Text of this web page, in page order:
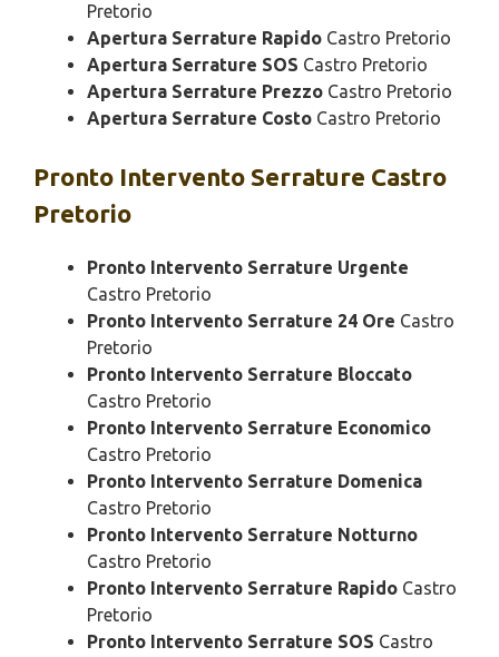
Pretorio
Apertura Serrature Rapido Castro Pretorio
Apertura Serrature SOS Castro Pretorio
Apertura Serrature Prezzo Castro Pretorio
Apertura Serrature Costo Castro Pretorio
Pronto Intervento Serrature Castro
Pretorio
Pronto Intervento Serrature Urgente
Castro Pretorio
Pronto Intervento Serrature 24 Ore Castro
Pretorio
Pronto Intervento Serrature Bloccato
Castro Pretorio
Pronto Intervento Serrature Economico
Castro Pretorio
Pronto Intervento Serrature Domenica
Castro Pretorio
Pronto Intervento Serrature Notturno
Castro Pretorio
Pronto Intervento Serrature Rapido Castro
Pretorio
Pronto Intervento Serrature SOS Castro